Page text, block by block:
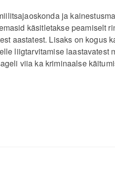
ja
käsitletakse peamiselt
aastatest. Lisaks on kogus
liigtarvitamise laastavatest
viia ka kriminaalse